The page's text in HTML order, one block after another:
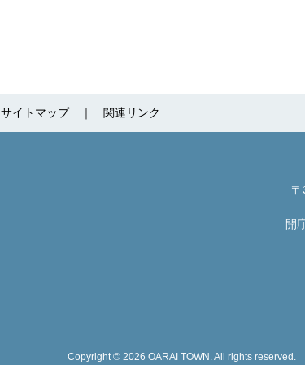
サイトマップ 関連リンク
開
Copyright © 2026 OARAI TOWN. All rights reserved.